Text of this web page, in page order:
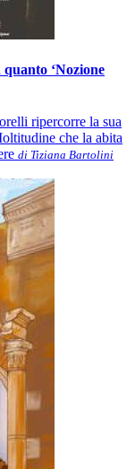
‘Nozione
ripercorre la sua
che la abita
di Tiziana Bartolini